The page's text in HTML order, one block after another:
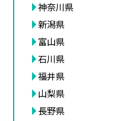
神奈川県
新潟県
富山県
石川県
福井県
山梨県
長野県